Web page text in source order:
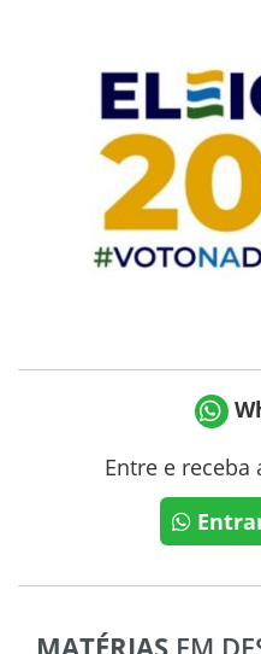
Entre e
MATÉRIAS EM